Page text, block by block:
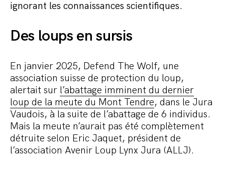
ignorant les connaissances scientifiques.
Des loups en sursis
En janvier 2025, Defend The Wolf, une
association suisse de protection du loup,
alertait sur l’abattage imminent du dernier
loup de la meute du Mont Tendre, dans le Jura
Vaudois, à la suite de l’abattage de 6 individus.
Mais la meute n’aurait pas été complètement
détruite selon Eric Jaquet, président de
l’association Avenir Loup Lynx Jura (ALLJ).